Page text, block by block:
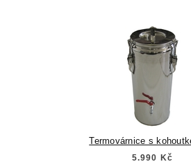
Termovárnice s
5.990 Kč